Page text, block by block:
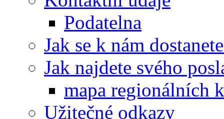
Podatelna
Jak se k nám
Jak najdete svého
mapa regionálních
Užitečné odkazy